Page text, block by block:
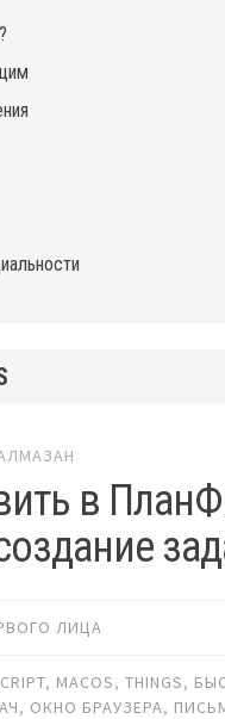
в
ЛИЦА
, MACOS,THINGS,
, ОКНО БРАУЗЕРА,